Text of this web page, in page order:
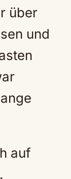
über
und
auf